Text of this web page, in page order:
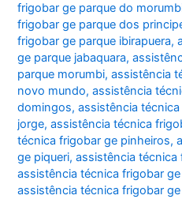
frigobar ge parque do
frigobar ge parque dos
frigobar ge parque ibirapuera,
ge parque jabaquara,
parque morumbi,assistência
novo mundo,assistência
domingos,assistência
jorge,assistência técnica
técnica frigobar ge pinheiros,
ge piqueri,assistência técnica
assistência técnica frigobar
assistência técnica frigobar